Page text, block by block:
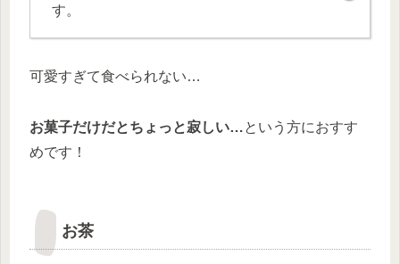
す。
可愛すぎて食べられない…
お菓子だけだとちょっと寂しい…という方におすす
めです！
お茶